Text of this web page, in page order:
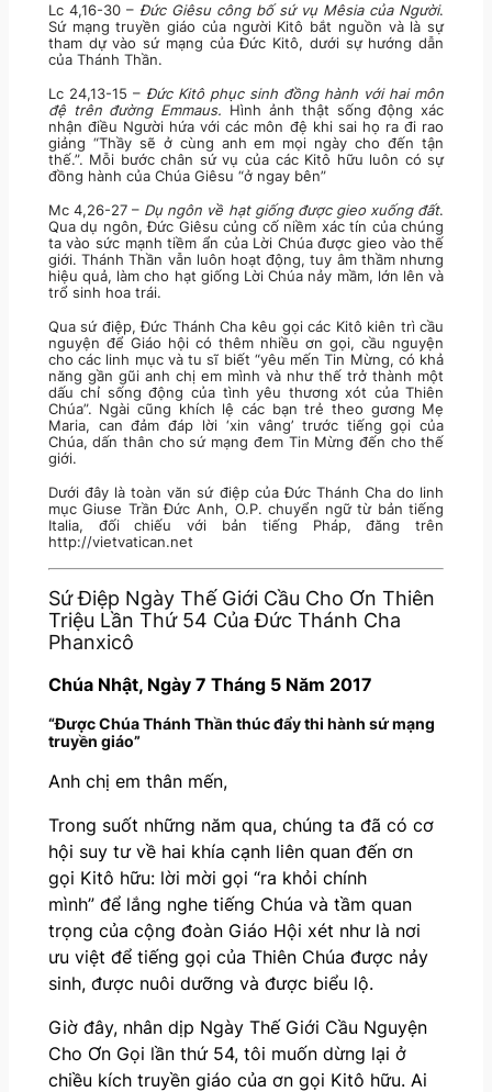
Lc 4,16-30 – Đức Giêsu công bố sứ vụ Mêsia của Người.
Sứ mạng truyền giáo của người Kitô bắt nguồn và là sự
tham dự vào sứ mạng của Đức Kitô, dưới sự hướng dẫn
của Thánh Thần.
Lc 24,13-15 – Đức Kitô phục sinh đồng hành với hai môn
đệ trên đường Emmaus. Hình ảnh thật sống động xác
nhận điều Người hứa với các môn đệ khi sai họ ra đi rao
giảng “Thầy sẽ ở cùng anh em mọi ngày cho đến tận
thế.”. Mỗi bước chân sứ vụ của các Kitô hữu luôn có sự
đồng hành của Chúa Giêsu “ở ngay bên”
Mc 4,26-27 – Dụ ngôn về hạt giống được gieo xuống đất.
Qua dụ ngôn, Đức Giêsu củng cố niềm xác tín của chúng
ta vào sức mạnh tiềm ẩn của Lời Chúa được gieo vào thế
giới. Thánh Thần vẫn luôn hoạt động, tuy âm thầm nhưng
hiệu quả, làm cho hạt giống Lời Chúa nảy mầm, lớn lên và
trổ sinh hoa trái.
Qua sứ điệp, Đức Thánh Cha kêu gọi các Kitô kiên trì cầu
nguyện để Giáo hội có thêm nhiều ơn gọi, cầu nguyện
cho các linh mục và tu sĩ biết “yêu mến Tin Mừng, có khả
năng gần gũi anh chị em mình và như thế trở thành một
dấu chỉ sống động của tình yêu thương xót của Thiên
Chúa”. Ngài cũng khích lệ các bạn trẻ theo gương Mẹ
Maria, can đảm đáp lời ‘xin vâng’ trước tiếng gọi của
Chúa, dấn thân cho sứ mạng đem Tin Mừng đến cho thế
giới.
Dưới đây là toàn văn sứ điệp của Đức Thánh Cha do linh
mục Giuse Trần Đức Anh, O.P. chuyển ngữ từ bản tiếng
Italia, đối chiếu với bản tiếng Pháp, đăng trên
http://vietvatican.net
Sứ Điệp Ngày Thế Giới Cầu Cho Ơn Thiên
Triệu Lần Thứ 54 Của Đức Thánh Cha
Phanxicô
Chúa Nhật, Ngày 7 Tháng 5 Năm 2017
“Được Chúa Thánh Thần thúc đẩy thi hành sứ mạng
truyền giáo”
Anh chị em thân mến,
Trong suốt những năm qua, chúng ta đã có cơ
hội suy tư về hai khía cạnh liên quan đến ơn
gọi Kitô hữu: lời mời gọi “ra khỏi chính
mình” để lắng nghe tiếng Chúa và tầm quan
trọng của cộng đoàn Giáo Hội xét như là nơi
ưu việt để tiếng gọi của Thiên Chúa được nảy
sinh, được nuôi dưỡng và được biểu lộ.
Giờ đây, nhân dịp Ngày Thế Giới Cầu Nguyện
Cho Ơn Gọi lần thứ 54, tôi muốn dừng lại ở
chiều kích truyền giáo của ơn gọi Kitô hữu. Ai